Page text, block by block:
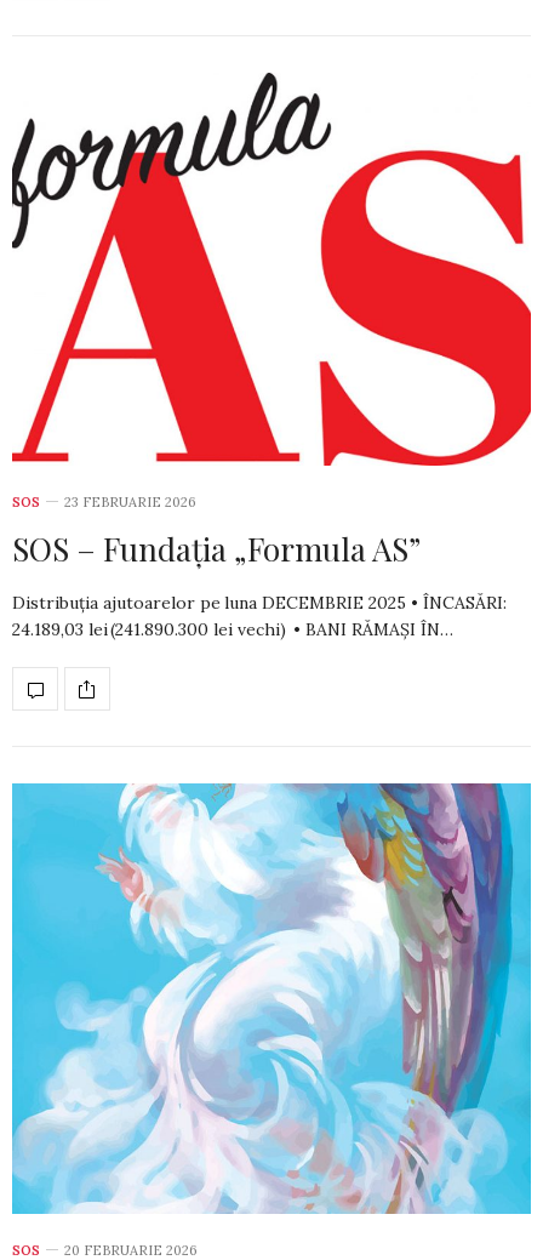
SOS 23 FEBRUARIE 2026
SOS – Fundația „Formula AS”
Distribuția ajutoarelor pe luna DECEMBRIE 2025 • ÎNCASĂRI:
24.189,03 lei (241.890.300 lei vechi) • BANI RĂMAȘI ÎN…
SOS 20 FEBRUARIE 2026